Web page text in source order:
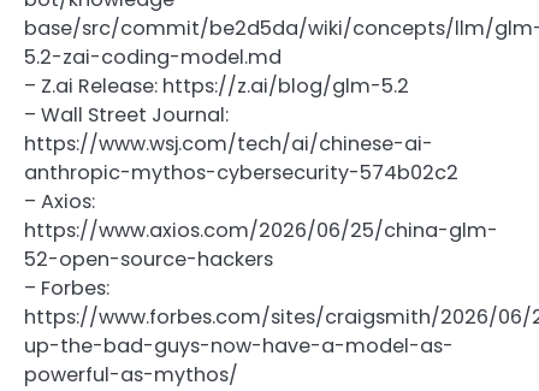
base/src/commit/be2d5da/wiki/concepts/llm/
5.2-zai-coding-model.md
– Z.ai Release: https://z.ai/blog/glm-5.2
– Wall Street Journal:
https://www.wsj.com/tech/ai/chinese-ai-
anthropic-mythos-cybersecurity-574b02c2
– Axios:
https://www.axios.com/2026/06/25/china-glm-
52-open-source-hackers
– Forbes:
https://www.forbes.com/sites/craigsmith/2026/
up-the-bad-guys-now-have-a-model-as-
powerful-as-mythos/